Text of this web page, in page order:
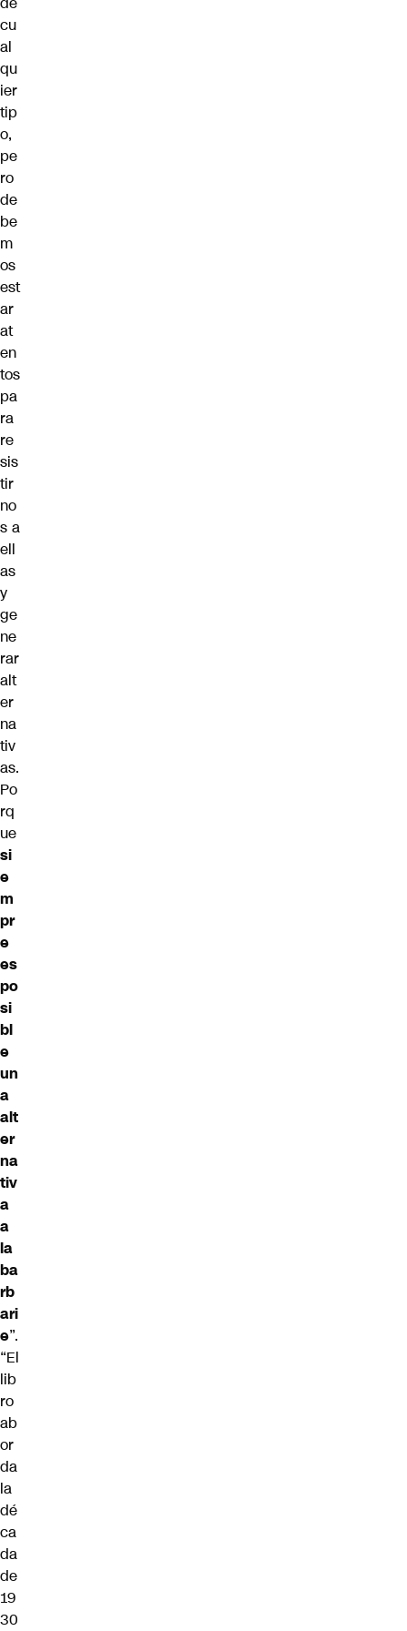
cu
al
qu
ier
tip
o,
pe
ro
de
be
m
os
est
ar
at
en
tos
pa
ra
re
sis
tir
no
s a
ell
as
y
ge
ne
rar
alt
er
na
tiv
as.
Po
rq
ue
si
e
m
pr
e
es
po
si
bl
e
un
a
alt
er
na
tiv
a
a
la
ba
rb
ari
e”.
“El
lib
ro
ab
or
da
la
dé
ca
da
de
19
30